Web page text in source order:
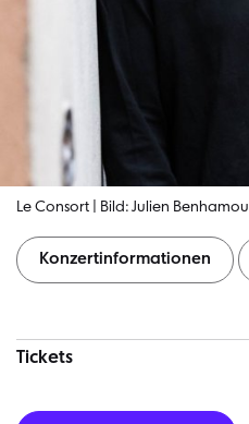
Le Consort | Bild: Julien Benhamou
Konzertinformationen
Tickets